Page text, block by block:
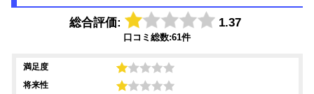
総合評価: 1.37
口コミ総数:61件
満足度
将来性